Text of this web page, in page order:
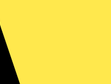
wieder
für Sicherheitszwecke
von Bahnhöfen ist je
Achtung: Die Deutsche
in
der für Personen
mit